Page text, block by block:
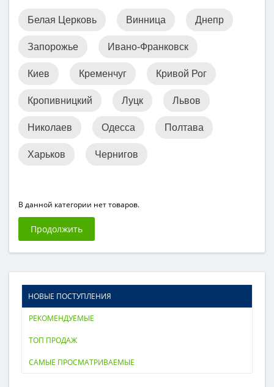
Белая Церковь Винница Днепр
Запорожье Ивано-Франковск
Киев Кременчуг Кривой Рог
Кропивницкий Луцк Львов
Николаев Одесса Полтава
Харьков Чернигов
В данной категории нет товаров.
Продолжить
НОВЫЕ ПОСТУПЛЕНИЯ
РЕКОМЕНДУЕМЫЕ
ТОП ПРОДАЖ
САМЫЕ ПРОСМАТРИВАЕМЫЕ